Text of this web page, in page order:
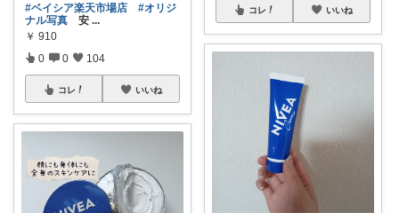
#ベイシア楽天市場店
#オリジ
ナル写真 安 ...
￥ 910
0 0 104
コレ いいね
コレ いいね